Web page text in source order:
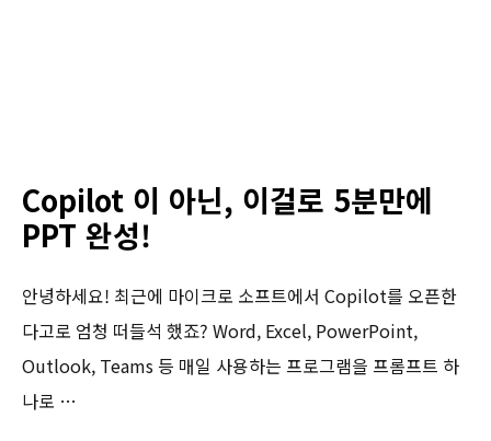
Copilot 이 아닌, 이걸로 5분만에
PPT 완성!
안녕하세요! 최근에 마이크로 소프트에서 Copilot를 오픈한
다고로 엄청 떠들석 했죠? Word, Excel, PowerPoint,
Outlook, Teams 등 매일 사용하는 프로그램을 프롬프트 하
나로 …